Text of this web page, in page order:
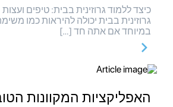
כיצד ללמוד גרוזינית בבית: טיפים
גרוזינית בבית יכולה להיראות כמו
במיוחד אם אתה חד […]
האפליקציות המקוונות